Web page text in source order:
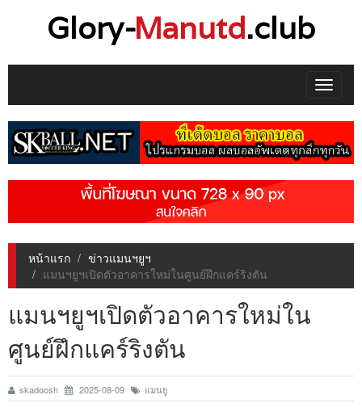
Glory-Manutd.club
Toggle
หน้าแรก
ข่าวแมนฯยูฯ
แมนฯยูฯเปิดตัวอาคารใหม่ในศูนย์ฝึกแคร์ริงตัน
แมนฯยูฯเปิดตัวอาคารใหม่ใน
ศูนย์ฝึกแคร์ริงตัน
skadoosh 2025-08-09 แมนยู